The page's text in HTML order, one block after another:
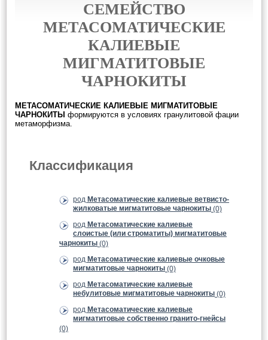
СЕМЕЙСТВО
МЕТАСОМАТИЧЕСКИЕ
КАЛИЕВЫЕ
МИГМАТИТОВЫЕ
ЧАРНОКИТЫ
МЕТАСОМАТИЧЕСКИЕ КАЛИЕВЫЕ МИГМАТИТОВЫЕ
ЧАРНОКИТЫ формируются в условиях гранулитовой фации
метаморфизма.
Классификация
род Метасоматические калиевые ветвисто-
жилковатые мигматитовые чарнокиты (0)
род Метасоматические калиевые
слоистые (или строматиты) мигматитовые
чарнокиты (0)
род Метасоматические калиевые очковые
мигматитовые чарнокиты (0)
род Метасоматические калиевые
небулитовые мигматитовые чарнокиты (0)
род Метасоматические калиевые
мигматитовые собственно гранито-гнейсы
(0)